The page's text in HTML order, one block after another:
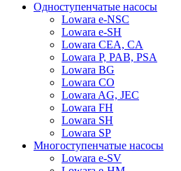
Одноступенчатые насосы
Lowara e-NSC
Lowara e-SH
Lowara CEA, CA
Lowara P, PAB, PSA
Lowara BG
Lowara CO
Lowara AG, JEC
Lowara FH
Lowara SH
Lowara SP
Многоступенчатые насосы
Lowara e-SV